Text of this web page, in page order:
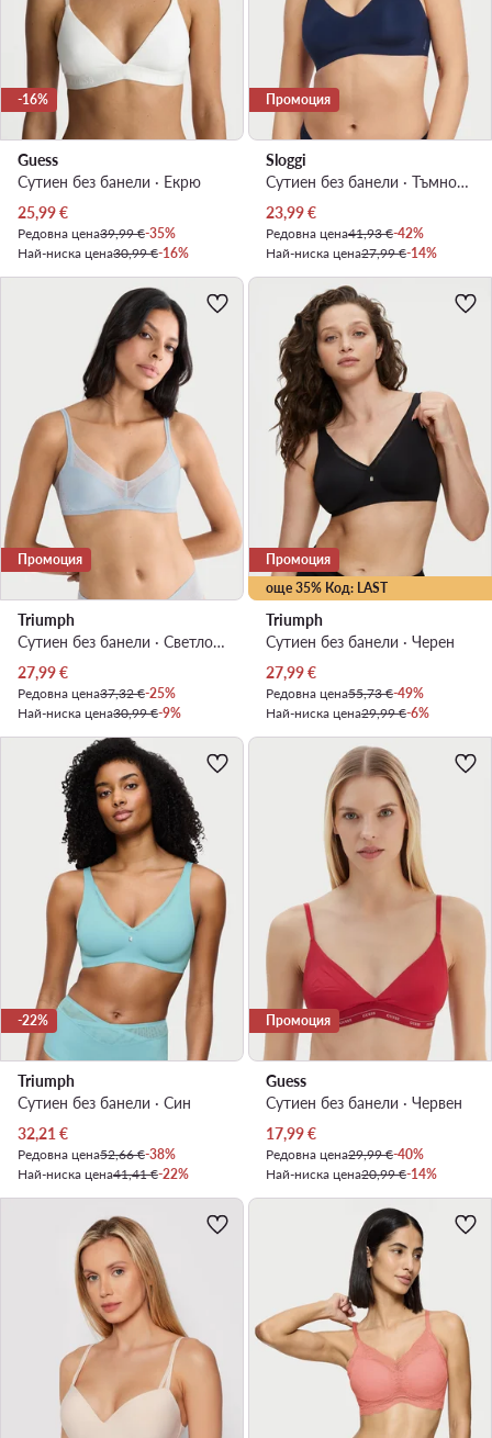
-16%
Guess
Сутиен без банели · Екрю
Актуална цена
25,99€
Редовна цена39,99 €-35%
Най-ниска цена30,99 €-16%
Промоция
Sloggi
Сутиен без банели · Тъмносин
Актуална цена
23,99€
Редовна цена41,93 €-42%
Най-ниска цена27,99 €-14%
Промоция
Triumph
Сутиен без банели · Светлосин
Актуална цена
27,99€
Редовна цена37,32 €-25%
Най-ниска цена30,99 €-9%
още 35% Код: LAST
Промоция
Triumph
Сутиен без банели · Черен
Актуална цена
27,99€
Редовна цена55,73 €-49%
Най-ниска цена29,99 €-6%
-22%
Triumph
Сутиен без банели · Син
Актуална цена
32,21 €
Редовна цена52,66 €-38%
Най-ниска цена41,41 €-22%
Промоция
Guess
Сутиен без банели · Червен
Актуална цена
17,99€
Редовна цена29,99 €-40%
Най-ниска цена20,99 €-14%